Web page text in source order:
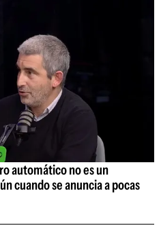
automático no es un
cuando se anuncia a pocas